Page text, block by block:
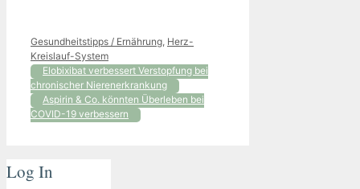
Kategorien
Gesundheitstipps / Ernährung Herz-
Kreislauf-System
Elobixibat verbessert Verstopfung bei
chronischer Nierenerkrankung
Aspirin & Co. könnten Überleben bei
COVID-19 verbessern
Log In